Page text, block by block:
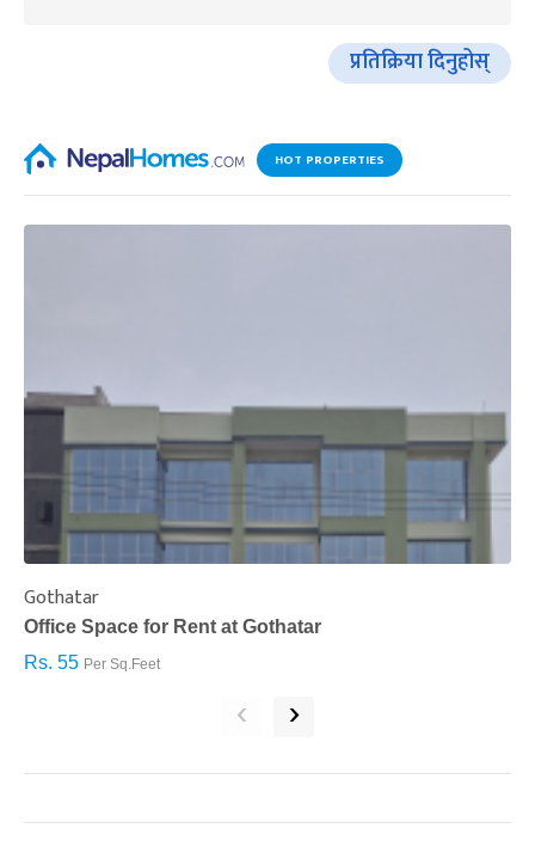
प्रतिक्रिया दिनुहोस्
HOT PROPERTIES
Gothatar
Office Space for Rent at Gothatar
Rs. 55 Per Sq.Feet
‹ ›